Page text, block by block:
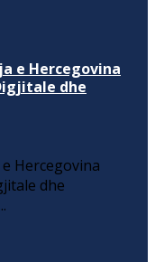
e Hercegovina
dhe
Hercegovina
dhe